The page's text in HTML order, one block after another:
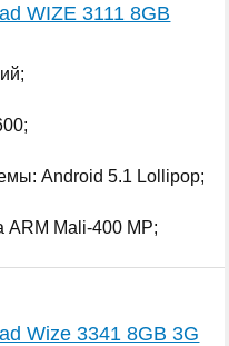
WIZE 3111 8GB
Android 5.1 Lollipop;
ARM Mali-400 MP;
Wize 3341 8GB 3G